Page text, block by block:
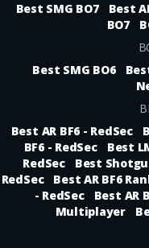
Best SMG BO7
Best
BO7
Best SMG BO6
Best AR BF6 - RedSec
BF6 - RedSec
Best
RedSec
Best
RedSec
Best AR BF6
- RedSec
Best AR
Multiplayer